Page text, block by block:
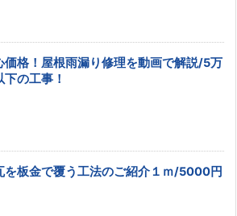
価格！屋根雨漏り修理を動画で解説/5万
下の工事！
を板金で覆う工法のご紹介１ｍ/5000円